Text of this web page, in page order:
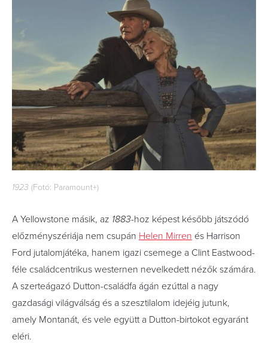
1923 (Fotó: Paramount+)
A Yellowstone másik, az 1883-hoz képest később játszódó
előzményszériája nem csupán Helen Mirren és Harrison
Ford jutalomjátéka, hanem igazi csemege a Clint Eastwood-
féle családcentrikus westernen nevelkedett nézők számára.
A szerteágazó Dutton-családfa ágán ezúttal a nagy
gazdasági világválság és a szesztilalom idejéig jutunk,
amely Montanát, és vele együtt a Dutton-birtokot egyaránt
eléri.